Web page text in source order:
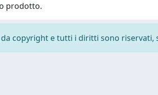
prodotto.
copyright e tutti i diritti sono riservati,